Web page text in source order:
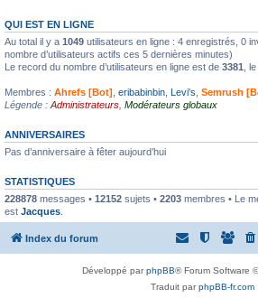
QUI EST EN LIGNE
Au total il y a 1049 utilisateurs en ligne : 4 enregistrés, 0
nombre d’utilisateurs actifs ces 5 dernières minutes)
Le record du nombre d’utilisateurs en ligne est de 3381 ,
Membres : Ahrefs [Bot] eribabinbin Levi's Semrush
Légende : Administrateurs Modérateurs globaux
ANNIVERSAIRES
Pas d’anniversaire à fêter aujourd’hui
STATISTIQUES
228878 messages • 12152 sujets • 2203 membres • Le
est Jacques
Index du forum
Développé parphpBB® Forum Software
Traduit parphpBB-fr.com